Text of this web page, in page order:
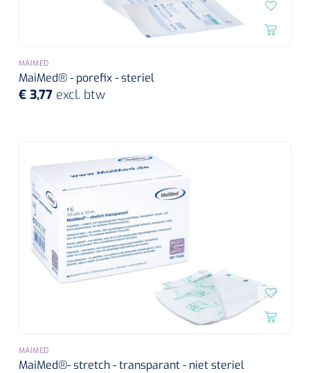
MAIMED
MaiMed® - porefix - steriel
€ 3,77 excl. btw
MAIMED
MaiMed®- stretch - transparant - niet steriel